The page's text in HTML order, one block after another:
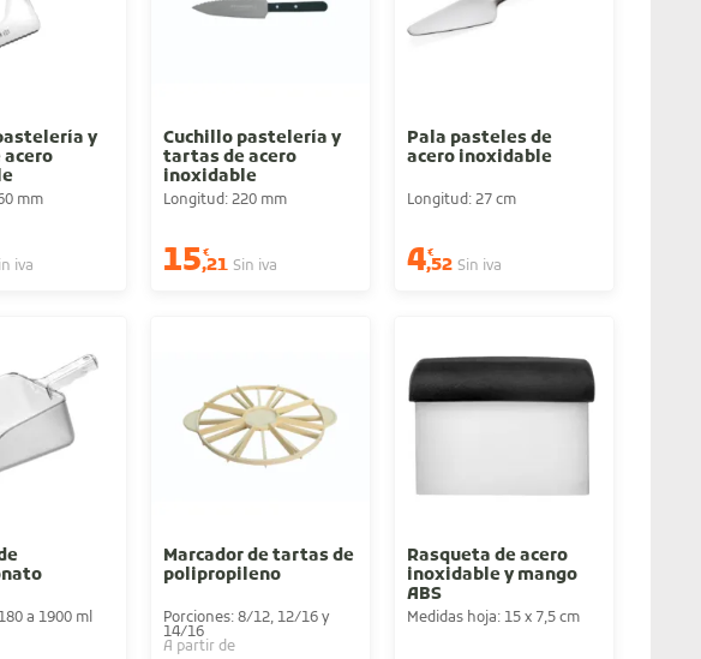
y
mm
iva
Cuchillo pastelería y
tartas de acero
inoxidable
Longitud: 220 mm
15€
,21 Sin iva
Pala pasteles de
acero inoxidable
Longitud: 27 cm
4€
,52 Sin iva
a 1900 ml
Marcador de tartas de
polipropileno
Porciones: 8/12, 12/16 y
14/16
A partir de
Rasqueta de acero
inoxidable y mango
ABS
Medidas hoja: 15 x 7,5 cm